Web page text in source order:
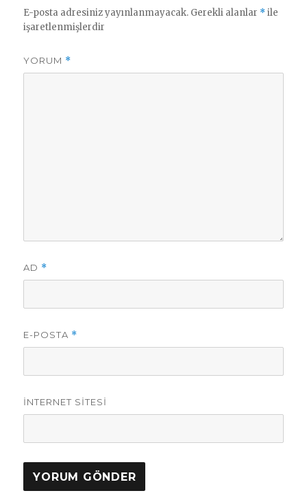
E-posta adresiniz yayınlanmayacak. Gerekli alanlar *ile
işaretlenmişlerdir
YORUM *
AD *
E-POSTA *
İNTERNET SITESI